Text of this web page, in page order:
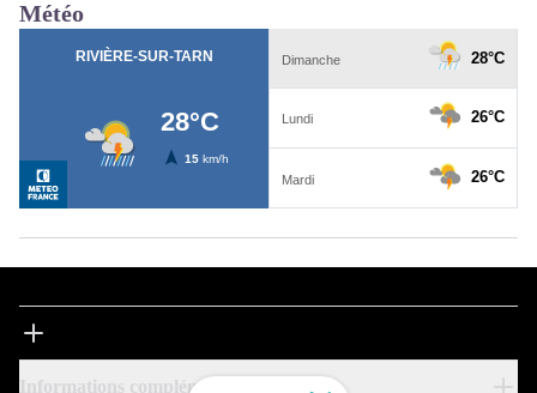
Météo
Informations complémentaires